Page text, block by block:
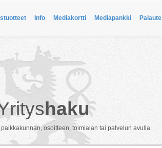
Info Mediakortti Mediapankki Palaute
haku
osoitteen, toimialan tai palvelun avulla.